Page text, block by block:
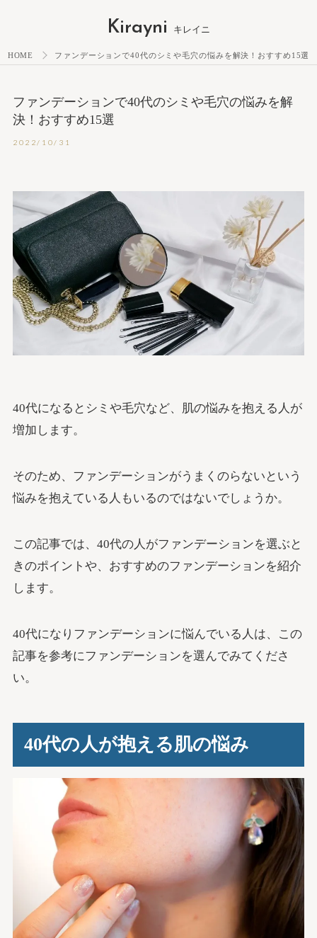
Kirayni キレイニ
HOME ファンデーションで40代のシミや毛穴の悩みを解決！おすすめ15選
ファンデーションで40代のシミや毛穴の悩みを解
決！おすすめ15選
2022/10/31
40代になるとシミや毛穴など、肌の悩みを抱える人が
増加します。
そのため、ファンデーションがうまくのらないという
悩みを抱えている人もいるのではないでしょうか。
この記事では、40代の人がファンデーションを選ぶと
きのポイントや、おすすめのファンデーションを紹介
します。
40代になりファンデーションに悩んでいる人は、この
記事を参考にファンデーションを選んでみてくださ
い。
40代の人が抱える肌の悩み